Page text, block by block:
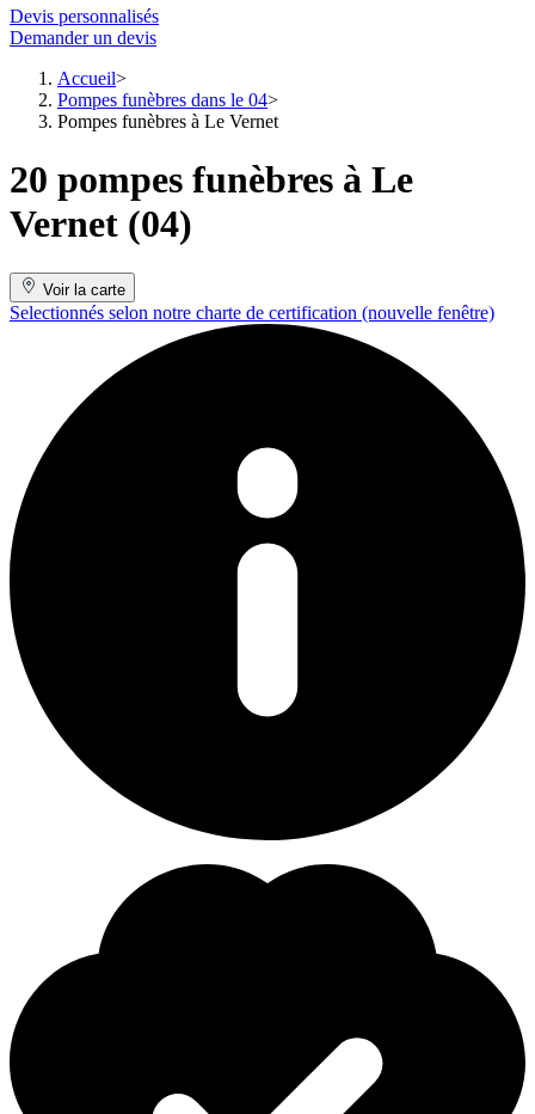
Devis personnalisés
Demander un devis
Accueil
Pompes funèbres dans le 04
Pompes funèbres à Le Vernet
20 pompes funèbres à Le
Vernet (04)
Voir la carte
Selectionnés selon notre charte de certification (nouvelle fenêtre)